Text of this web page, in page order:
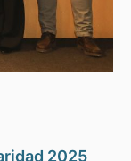
2025